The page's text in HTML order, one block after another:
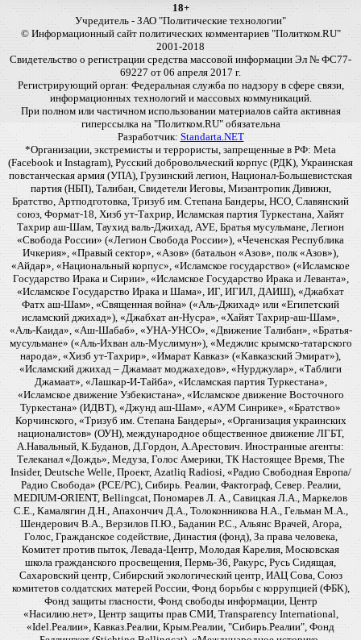
18+
Учредитель - ЗАО "Политические технологии"
© Информационный сайт политических комментариев "Политком.RU"
2001-2018
Свидетельство о регистрации средства массовой информации Эл № ФС77-
69227 от 06 апреля 2017 г.
Регистрирующий орган: Федеральная служба по надзору в сфере связи,
информационных технологий и массовых коммуникаций.
При полном или частичном использовании материалов сайта активная
гиперссылка на "Политком.RU" обязательна
Разработчик: Standarta.NET
*Организации, экстремисты и террористы, запрещенные в РФ: Meta
(Facebook и Instagram), Русский добровольческий корпус (РДК), Украинская
повстанческая армия (УПА), Грузинский легион, Национал-Большевистская
партия (НБП), Талибан, Свидетели Иеговы, Мизантропик Дивижн,
Братство, Артподготовка, Тризуб им. Степана Бандеры, НСО, Славянский
союз, Формат-18, Хизб ут-Тахрир, Исламская партия Туркестана, Хайят
Тахрир аш-Шам, Таухид валь-Джихад, АУЕ, Братья мусульмане, Легион
«Свобода России» («Легион Свобода России»), «Чеченская Республика
Ичкерия», «Правый сектор», «Азов» (батальон «Азов», полк «Азов»),
«Айдар», «Национальный корпус», «Исламское государство» («Исламское
Государство Ирака и Сирии», «Исламское Государство Ирака и Леванта»,
«Исламское Государство Ирака и Шама», ИГ, ИГИЛ, ДАИШ), «Джабхат
Фатх аш-Шам», «Священная война» («Аль-Джихад» или «Египетский
исламский джихад»), «Джабхат ан-Нусра», «Хайят Тахрир-аш-Шам»,
«Аль-Каида», «Аш-Шабаб», «УНА-УНСО», «Движение Талибан», «Братья-
мусульмане» («Аль-Ихван аль-Муслимун»), «Меджлис крымско-татарского
народа», «Хизб ут-Тахрир», «Имарат Кавказ» («Кавказский Эмират»),
«Исламский джихад – Джамаат моджахедов», «Нурджулар», «Таблиги
Джамаат», «Лашкар-И-Тайба», «Исламская партия Туркестана»,
«Исламское движение Узбекистана», «Исламское движение Восточного
Туркестана» (ИДВТ), «Джунд аш-Шам», «АУМ Синрике», «Братство»
Корчинского, «Тризуб им. Степана Бандеры», «Организация украинских
националистов» (ОУН), международное общественное движение ЛГБТ,
А.Навальный, К.Буданов, Д.Гордон, А.Арестович. Иностранные агенты:
Телеканал «Дождь», Медуза, Голос Америки, ТК Настоящее Время, The
Insider, Deutsche Welle, Проект, Azatliq Radiosi, «Радио Свободная Европа/
Радио Свобода» (PCE/PC), Сибирь. Реалии, Фактограф, Север. Реалии,
MEDIUM-ORIENT, Bellingcat, Пономарев Л. А., Савицкая Л.А., Маркелов
С.Е., Камалягин Д.Н., Апахончич Д.А., Толоконникова Н.А., Гельман М.А.,
Шендерович В.А., Верзилов П.Ю., Баданин Р.С., Альянс Врачей, Агора,
Голос, Гражданское содействие, Династия (фонд), За права человека,
Комитет против пыток, Левада-Центр, Молодая Карелия, Московская
школа гражданского просвещения, Пермь-36, Ракурс, Русь Сидящая,
Сахаровский центр, Сибирский экологический центр, ИАЦ Сова, Союз
комитетов солдатских матерей России, Фонд борьбы с коррупцией (ФБК),
Фонд защиты гласности, Фонд свободы информации, Центр
«Насилию.нет», Центр защиты прав СМИ, Transparency International,
«Idel.Реалии», Кавказ.Реалии, Крым.Реалии, "Сибирь.Реалии", Фонд